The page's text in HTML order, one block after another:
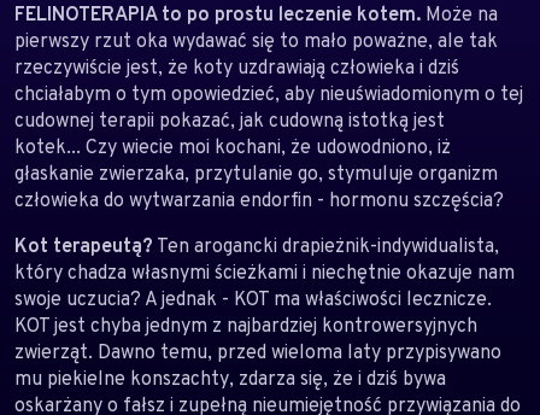
FELINOTERAPIA to po prostu leczenie kotem. Może na
pierwszy rzut oka wydawać się to mało poważne, ale tak
rzeczywiście jest, że koty uzdrawiają człowieka i dziś
chciałabym o tym opowiedzieć, aby nieuświadomionym o tej
cudownej terapii pokazać, jak cudowną istotką jest
kotek... Czy wiecie moi kochani, że udowodniono, iż
głaskanie zwierzaka, przytulanie go, stymuluje organizm
człowieka do wytwarzania endorfin - hormonu szczęścia?
Kot terapeutą? Ten arogancki drapieżnik-indywidualista,
który chadza własnymi ścieżkami i niechętnie okazuje nam
swoje uczucia? A jednak - KOT ma właściwości lecznicze.
KOT jest chyba jednym z najbardziej kontrowersyjnych
zwierząt. Dawno temu, przed wieloma laty przypisywano
mu piekielne konszachty, zdarza się, że i dziś bywa
oskarżany o fałsz i zupełną nieumiejętność przywiązania do